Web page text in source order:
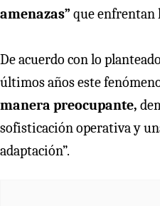
amenazas” que enfrentan
De acuerdo con lo
últimos años este
manera preocupante,
sofisticación operativa y
adaptación”.